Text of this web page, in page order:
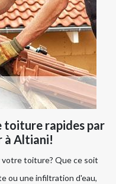
toiture rapides par
à Altiani!
toiture? Que ce soit
ou une infiltration d'eau,